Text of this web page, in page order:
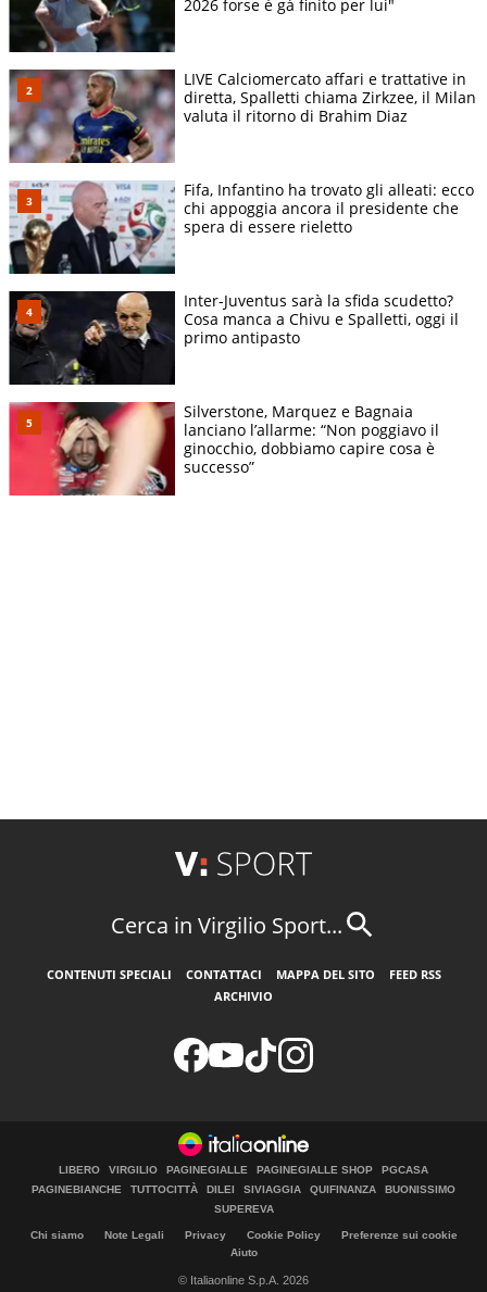
2026 forse è gà finito per lui"
LIVE Calciomercato affari e trattative in
diretta, Spalletti chiama Zirkzee, il Milan
valuta il ritorno di Brahim Diaz
Fifa, Infantino ha trovato gli alleati: ecco
chi appoggia ancora il presidente che
spera di essere rieletto
Inter-Juventus sarà la sfida scudetto?
Cosa manca a Chivu e Spalletti, oggi il
primo antipasto
Silverstone, Marquez e Bagnaia
lanciano l’allarme: “Non poggiavo il
ginocchio, dobbiamo capire cosa è
successo”
Cerca in Virgilio Sport...
CONTENUTI SPECIALI CONTATTACI MAPPA DEL SITO
FEED RSS
ARCHIVIO
LIBERO VIRGILIO PAGINEGIALLE PAGINEGIALLE SHOP
PGCASA
PAGINEBIANCHE
TUTTOCITTÀ DILEI SIVIAGGIA QUIFINANZA
BUONISSIMO
SUPEREVA
Chi siamo Note Legali Privacy Cookie Policy
Preferenze sui cookie
Aiuto
© Italiaonline S.p.A. 2026